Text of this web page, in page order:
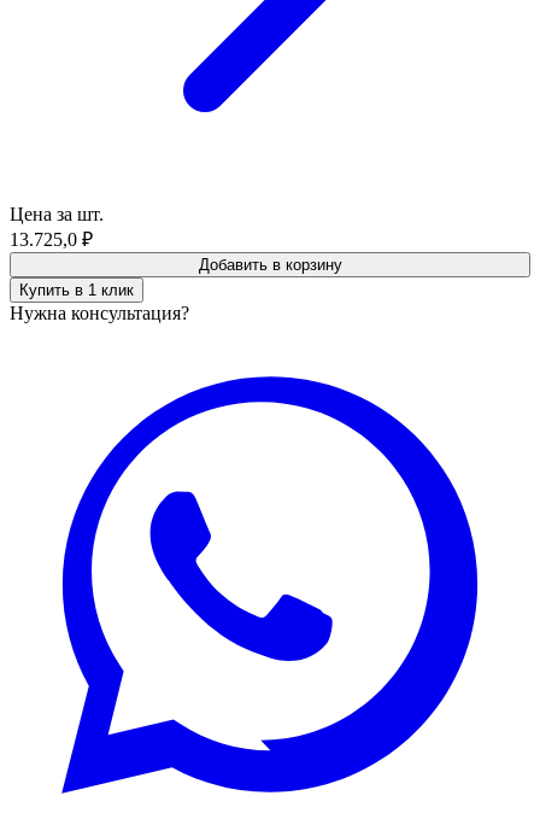
Цена за шт.
13.725,0 ₽
Добавить в корзину
Купить в 1 клик
Нужна консультация?